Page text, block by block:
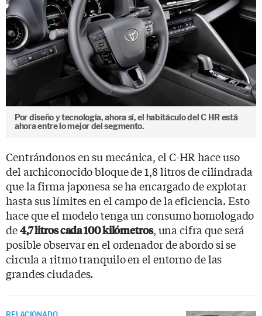
Por diseño y tecnología, ahora sí, el habitáculo del C HR está
ahora entre lo mejor del segmento.
Centrándonos en su mecánica, el C-HR hace uso
del archiconocido bloque de 1,8 litros de cilindrada
que la firma japonesa se ha encargado de explotar
hasta sus límites en el campo de la eficiencia. Esto
hace que el modelo tenga un consumo homologado
de4,7 litros cada 100 kilómetros, una cifra que será
posible observar en el ordenador de abordo si se
circula a ritmo tranquilo en el entorno de las
grandes ciudades.